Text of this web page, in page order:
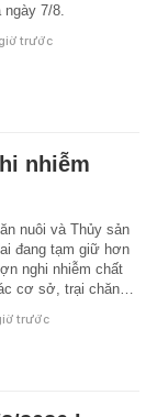
7/8.
trước
nhiễm
nuôi và Thủy sản
đang tạm giữ hơn
nghi nhiễm chất
cơ sở, trại chăn…
trước